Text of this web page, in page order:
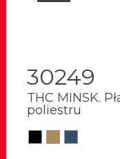
30249
THC MINSK.
poliestru